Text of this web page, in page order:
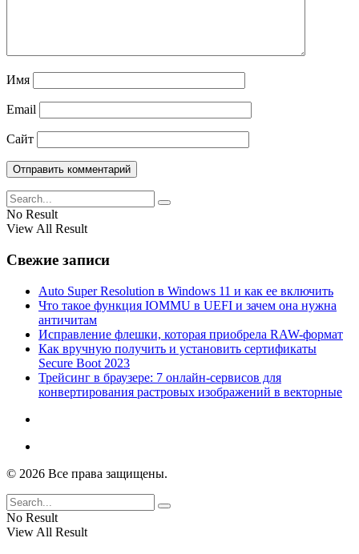
Имя
Email
Сайт
No Result
View All Result
Свежие записи
Auto Super Resolution в Windows 11 и как ее включить
Что такое функция IOMMU в UEFI и зачем она нужна
античитам
Исправление флешки, которая приобрела RAW-формат
Как вручную получить и установить сертификаты
Secure Boot 2023
Трейсинг в браузере: 7 онлайн-сервисов для
конвертирования растровых изображений в векторные
© 2026 Все права защищены.
No Result
View All Result